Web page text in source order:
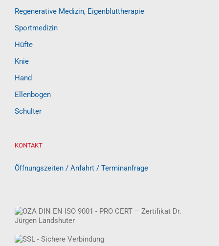
Regenerative Medizin, Eigenbluttherapie
Sportmedizin
Hüfte
Knie
Hand
Ellenbogen
Schulter
KONTAKT
Öffnungszeiten / Anfahrt / Terminanfrage